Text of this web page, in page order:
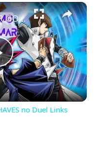
×
Como FARMAR GOLD e CHAVES no Duel Links (Guia Rápido e Fácil)
no Duel Links